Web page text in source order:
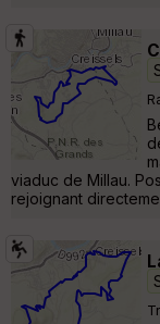
viaduc de Millau.
rejoignant